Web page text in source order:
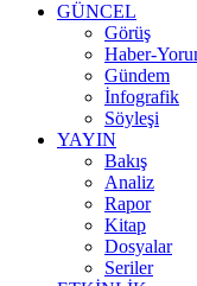
GÜNCEL
Görüş
Haber-
Gündem
İnfografik
Söyleşi
YAYIN
Bakış
Analiz
Rapor
Kitap
Dosyalar
Seriler